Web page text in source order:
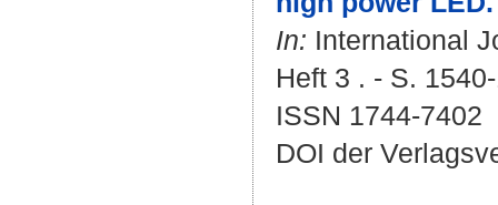
In: International
Heft 3 . - S.
ISSN 1744-7402
DOI der